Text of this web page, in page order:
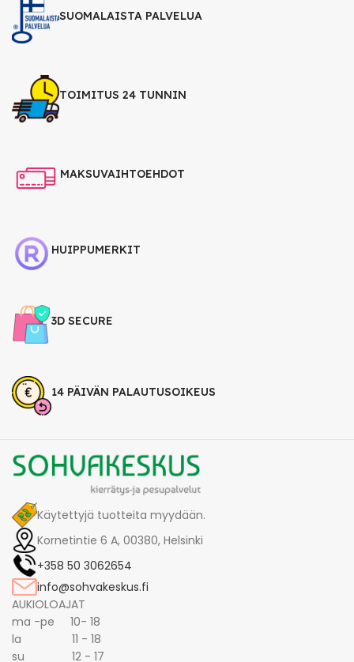
SUOMALAISTA PALVELUA
TOIMITUS 24 TUNNIN
MAKSUVAIHTOEHDOT
HUIPPUMERKIT
3D SECURE
14 PÄIVÄN PALAUTUSOIKEUS
Käytettyjä tuotteita myydään.
Kornetintie 6 A, 00380, Helsinki
+358 50 3062654
info@sohvakeskus.fi
AUKIOLOAJAT
ma -pe 10- 18
la 11 - 18
su 12 - 17